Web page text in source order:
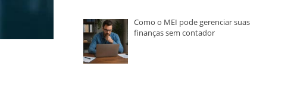
Como o MEI pode gerenciar suas
finanças sem contador